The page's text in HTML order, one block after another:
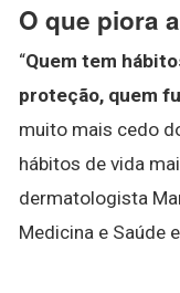
O que piora
“Quem tem
proteção, quem
muito mais cedo
hábitos de vida
dermatologista
Medicina e Saúde